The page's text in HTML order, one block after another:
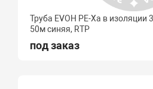
Труба EVOH PE-Xa в изоляции
50м синяя, RTP
под заказ